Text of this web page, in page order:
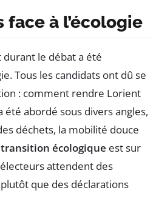
face à l’écologie
le débat a été
Tous les candidats ont dû se
: comment rendre Lorient
été abordé sous divers angles,
déchets, la mobilité douce
transition écologique est sur
attendent des
que des déclarations